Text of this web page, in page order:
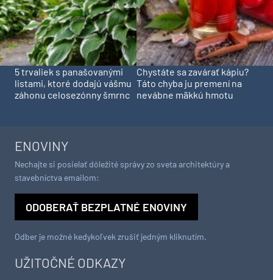
5 trvaliek s panašovanými
listami, ktoré dodajú vášmu
záhonu celosezónny šmrnc
Chystáte sa zavárať kápiu?
Táto chyba ju premení na
nevábne mäkkú hmotu
UŽITOČNÉ ODKAZY
ENOVINY
Nechajte si posielať dôležité správy zo sveta architektúry a
stavebníctva emailom:
ODOBERAŤ BEZPLATNÉ ENOVINY
Odber je možné kedykoľvek zrušiť jedným kliknutím.